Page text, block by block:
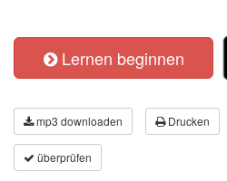
Lernen beginnen
mp3 downloaden Drucken
überprüfen